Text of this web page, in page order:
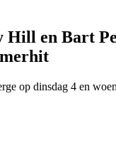
Hill en Bart
op dinsdag 4 en